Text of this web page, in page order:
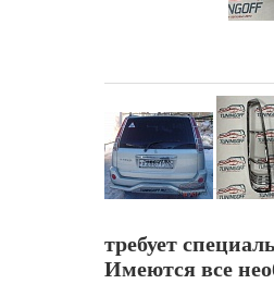
требует
Имеются все